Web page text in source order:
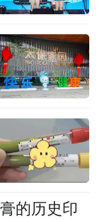
的历史印